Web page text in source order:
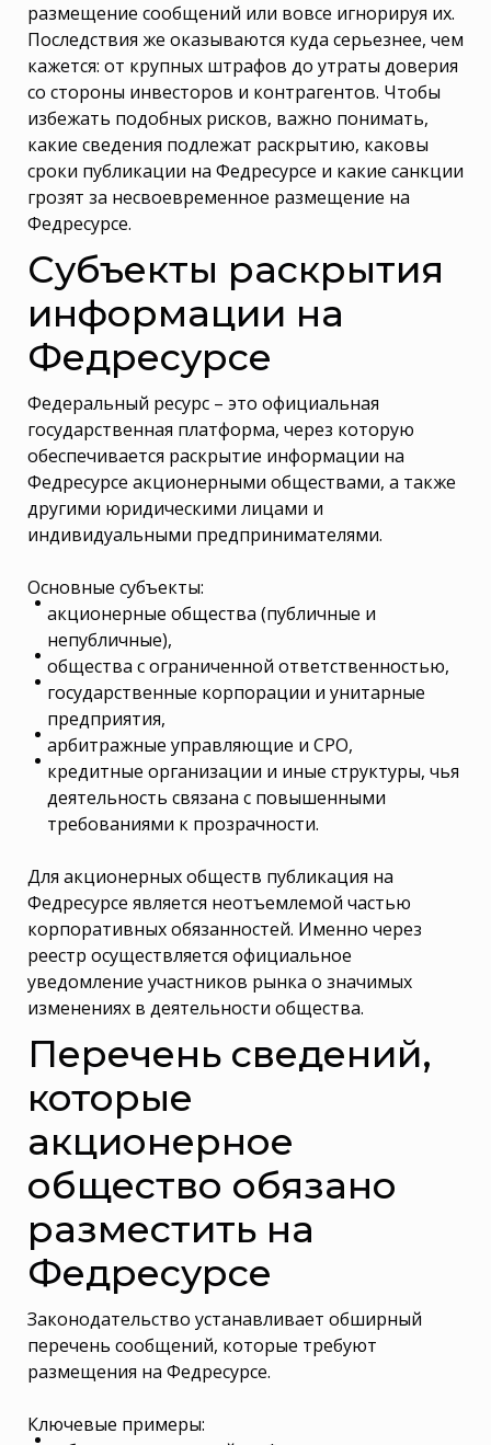
размещение сообщений или вовсе игнорируя их.
Последствия же оказываются куда серьезнее, чем
кажется: от крупных штрафов до утраты доверия
со стороны инвесторов и контрагентов. Чтобы
избежать подобных рисков, важно понимать,
какие сведения подлежат раскрытию, каковы
сроки публикации на Федресурсе и какие санкции
грозят за несвоевременное размещение на
Федресурсе.
Субъекты раскрытия
информации на
Федресурсе
Федеральный ресурс – это официальная
государственная платформа, через которую
обеспечивается раскрытие информации на
Федресурсе акционерными обществами, а также
другими юридическими лицами и
индивидуальными предпринимателями.
Основные субъекты:
акционерные общества (публичные и
непубличные),
общества с ограниченной ответственностью,
государственные корпорации и унитарные
предприятия,
арбитражные управляющие и СРО,
кредитные организации и иные структуры, чья
деятельность связана с повышенными
требованиями к прозрачности.
Для акционерных обществ публикация на
Федресурсе является неотъемлемой частью
корпоративных обязанностей. Именно через
реестр осуществляется официальное
уведомление участников рынка о значимых
изменениях в деятельности общества.
Перечень сведений,
которые
акционерное
общество обязано
разместить на
Федресурсе
Законодательство устанавливает обширный
перечень сообщений, которые требуют
размещения на Федресурсе.
Ключевые примеры: